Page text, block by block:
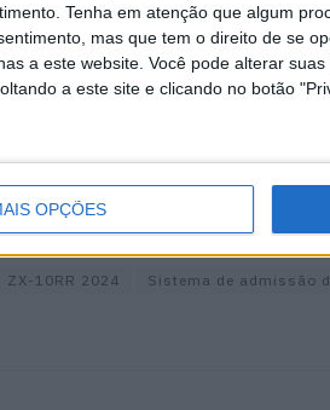
Tenha em atenção que algum
mas que tem o direito de se
a este website. Você pode alterar
a este site e clicando no botão
OPÇÕES
elevados, o ar contorna o sistema
Quando baixam, o desempenho é
reservada à versão “RR” e que
específico.
ZX-10RR 2024
Sistema de admissão